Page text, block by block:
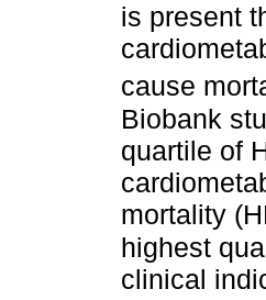
is present
cause
Biobank
quartile of
mortality
highest
clinical